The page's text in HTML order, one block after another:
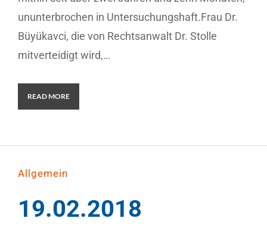
ununterbrochen in Untersuchungshaft.Frau Dr.
Büyükavci, die von Rechtsanwalt Dr. Stolle
mitverteidigt wird,…
READ MORE
Allgemein
19.02.2018